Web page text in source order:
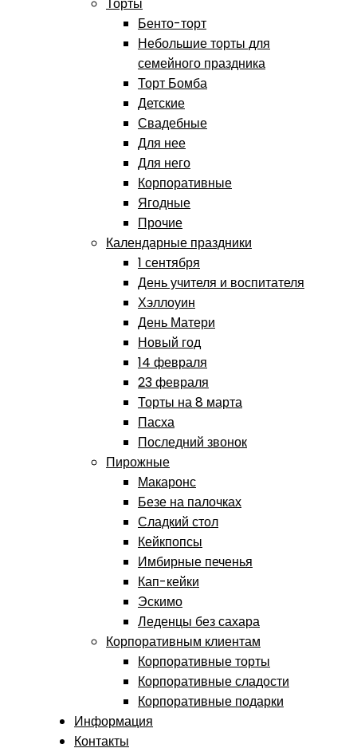
Торты
Бенто-торт
Небольшие торты для
семейного праздника
Торт Бомба
Детские
Свадебные
Для нее
Для него
Корпоративные
Ягодные
Прочие
Календарные праздники
1 сентября
День учителя и воспитателя
Хэллоуин
День Матери
Новый год
14 февраля
23 февраля
Торты на 8 марта
Пасха
Последний звонок
Пирожные
Макаронс
Безе на палочках
Сладкий стол
Кейкпопсы
Имбирные печенья
Кап-кейки
Эскимо
Леденцы без сахара
Корпоративным клиентам
Корпоративные торты
Корпоративные сладости
Корпоративные подарки
Информация
Контакты